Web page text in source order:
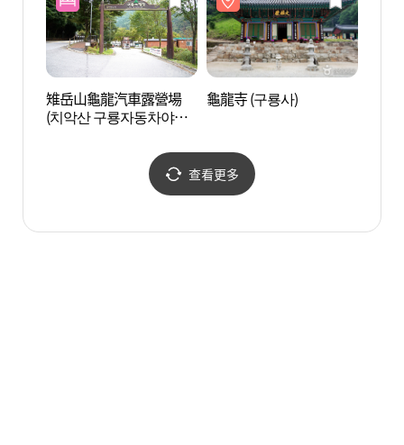
雉岳山龜龍汽車露營場
(치악산 구룡자동차야영
龜龍寺 (구룡사)
查看更多